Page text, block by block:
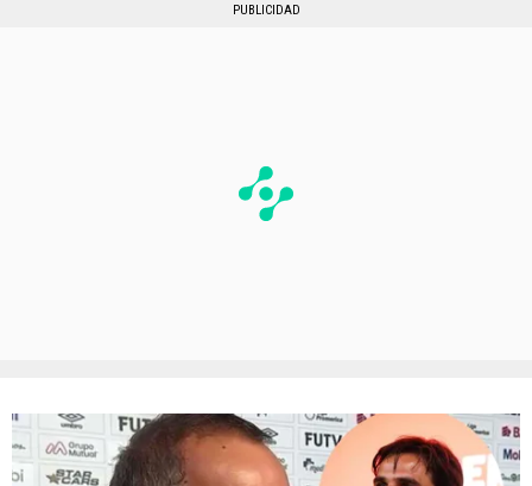
PUBLICIDAD